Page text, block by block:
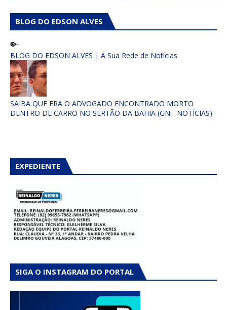
BLOG DO EDSON ALVES
BLOG DO EDSON ALVES | A Sua Rede de Notícias
SAIBA QUE ERA O ADVOGADO ENCONTRADO MORTO
DENTRO DE CARRO NO SERTÃO DA BAHIA (GN - NOTÍCIAS)
EXPEDIENTE
SIGA O INSTAGRAM DO PORTAL